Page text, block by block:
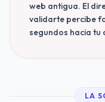
web antigua. El
validarte percibe
segundos hacia tu
LA